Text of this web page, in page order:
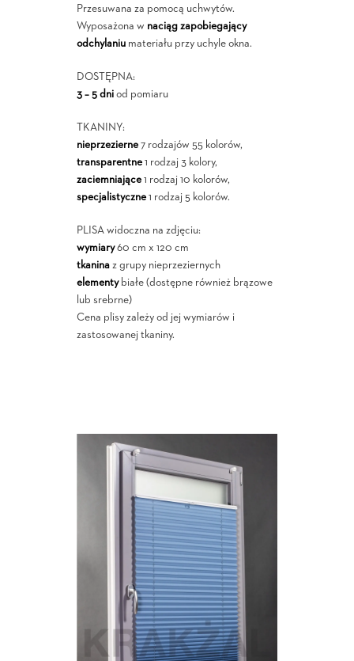
Przesuwana za pomocą uchwytów.
Wyposażona w naciąg zapobiegający
odchylaniumateriału przy uchyle okna.
DOSTĘPNA:
3 – 5 dniod pomiaru
TKANINY:
nieprzezierne7 rodzajów 55 kolorów,
transparentne1 rodzaj 3 kolory,
zaciemniające1 rodzaj 10 kolorów,
specjalistyczne1 rodzaj 5 kolorów.
PLISA widoczna na zdjęciu:
wymiary60 cm x 120 cm
tkaninaz grupy nieprzeziernych
elementybiałe (dostępne również brązowe
lub srebrne)
Cena plisy zależy od jej wymiarów i
zastosowanej tkaniny.